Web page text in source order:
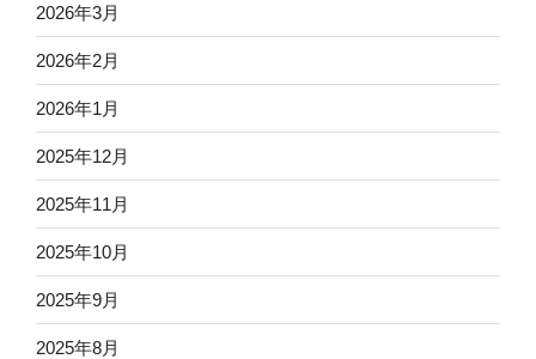
2026年3月
2026年2月
2026年1月
2025年12月
2025年11月
2025年10月
2025年9月
2025年8月